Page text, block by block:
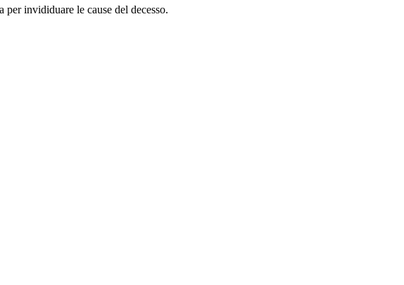
invididuare le cause del decesso.